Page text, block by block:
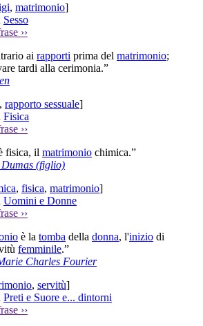
, matrimonio]
Sesso
››
ai rapporti prima del matrimonio;
tardi alla cerimonia.”
, rapporto sessuale]
Fisica
››
fisica, il matrimonio chimica.”
(figlio)
, fisica, matrimonio]
Uomini e Donne
››
è la tomba della donna, l'inizio di
femminile.”
Charles Fourier
, servitù]
Preti e Suore e... dintorni
››